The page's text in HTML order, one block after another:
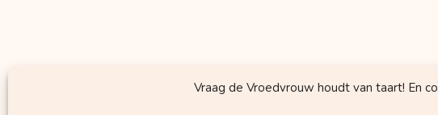
Vraag de Vroedvrouw houdt van taart! En